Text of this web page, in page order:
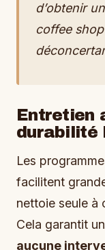
d’obtenir
coffee
Entretien
durabilité
Les
facilitent
nettoie seule à
Cela garantit
aucune